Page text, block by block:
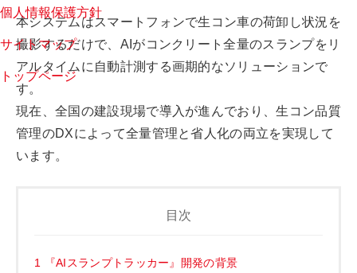
個人情報保護方針
サイトマップ
トップページ
本システムはスマートフォンで生コン車の荷卸し状況を
撮影するだけで、AIがコンクリート全量のスランプをリ
アルタイムに自動計測する画期的なソリューションで
す。
現在、全国の建設現場で導入が進んでおり、生コン品質
管理のDXによって全量管理と省人化の両立を実現して
います。
目次
1 『AIスランプトラッカー』開発の背景